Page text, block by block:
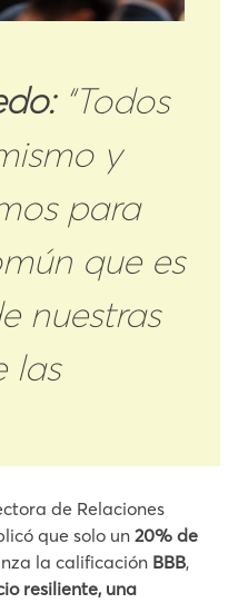
“Todos
y
para
que es
nuestras
las
de Relaciones
que solo un 20% de
la calificación BBB,
resiliente, una